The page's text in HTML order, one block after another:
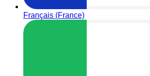
Français (France)